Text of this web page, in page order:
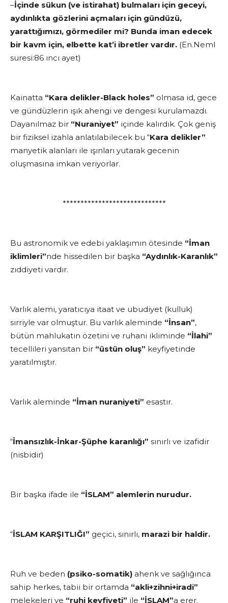
–İçinde sükun (ve istirahat) bulmaları için geceyi,
aydınlıkta gözlerini açmaları için gündüzü,
yarattığımızı, görmediler mi? Bunda iman edecek
bir kavm için, elbette kat’i ibretler vardır. (En.Neml
suresi:86 ıncı ayet)
Kainatta “Kara delikler-Black holes” olmasa id, gece
ve gündüzlerin ışık ahengi ve dengesi kurulamazdı.
Dayanılmaz bir “Nuraniyet” içinde kalırdık. Çok geniş
bir fiziksel izahla anlatılabilecek bu “Kara delikler”
manyetik alanları ile ışınları yutarak gecenin
oluşmasına imkan veriyorlar.
*****************************
Bu astronomik ve edebi yaklaşımın ötesinde “İman
iklimleri”nde hissedilen bir başka “Aydınlık-Karanlık”
zıddiyeti vardır.
Varlık alemi, yaratıcıya itaat ve ubudiyet (kulluk)
sırriyle var olmuştur. Bu varlık aleminde “İnsan”,
bütün mahlukatın özetini ve ruhani ikliminde “İlahi”
tecellileri yansıtan bir “üstün oluş” keyfiyetinde
yaratılmıştır.
Varlık aleminde “İman nuraniyeti” esastır.
“İmansızlık-İnkar-Şüphe karanlığı” sınırlı ve izafidir
(nisbidir)
Bir başka ifade ile “İSLAM” alemlerin nurudur.
“İSLAM KARŞITLIĞI” geçici, sınırlı, marazi bir haldir.
Ruh ve beden (psiko-somatik) ahenk ve sağlığınca
sahip herkes, tabii bir ortamda “akli+zihni+iradi”
melekeleri ve “ruhi keyfiyeti” ile “İSLAM”a erer.